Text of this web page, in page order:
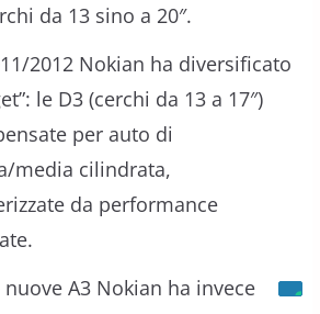
da 13 sino a 20″.
2012 Nokian ha diversificato
le D3 (cerchi da 13 a 17″)
per auto di
media cilindrata,
da performance
nuove A3 Nokian ha invece